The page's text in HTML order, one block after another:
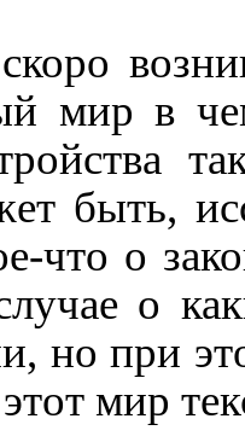
мир в
быть,
что о
о
но при
мир